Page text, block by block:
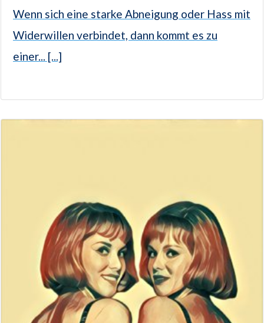
Wenn sich eine starke Abneigung oder Hass mit
Widerwillen verbindet, dann kommt es zu
einer... [...]